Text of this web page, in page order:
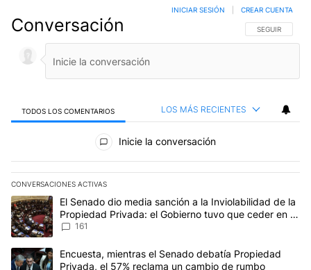
Conversación SIGA ESTA
SEGUIR
INICIAR SESIÓN CREAR CUENTA
TODOS LOS COMENTARIOS LOS MÁS RECIENTES
Todos los comentarios
Inicie la conversación
CONVERSACIONES ACTIVAS
Este listado muestra los artículos con más comentarios en los
Un artículo de tendencia con el título "El Senado dio media
El Senado dio media sanción a la Inviolabilidad de la
Propiedad Privada: el Gobierno tuvo que ceder en la
Ley del Manejo del Fuego
161
Un artículo de tendencia con el título "Encuesta, mientras el
Encuesta, mientras el Senado debatía Propiedad
Privada, el 57% reclama un cambio de rumbo